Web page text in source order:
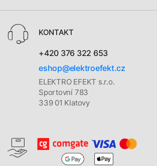
KONTAKT
+420 376 322 653
eshop@elektroefekt.cz
ELEKTRO EFEKT s.r.o.
Sportovní 783
339 01 Klatovy